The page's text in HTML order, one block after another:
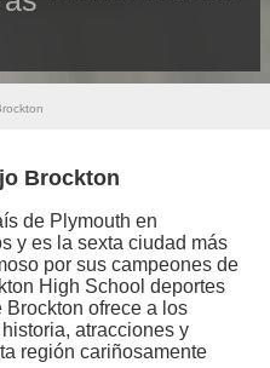
Brockton
de Plymouth en
y es la sexta ciudad más
por sus campeones de
High School deportes
ofrece a los
atracciones y
región cariñosamente